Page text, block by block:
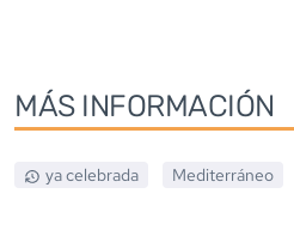
MÁS INFORMACIÓN
ya celebrada Mediterráneo